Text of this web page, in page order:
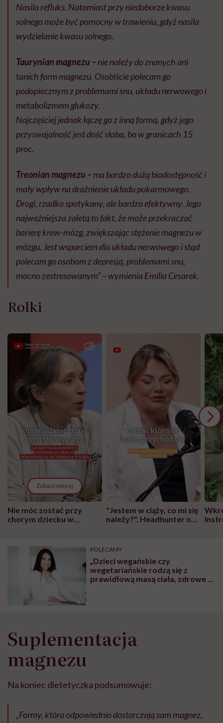
Nasila refluks. Natomiast przy niedoborze kwasu
solnego może być pomocny w trawieniu, gdyż nasila
wydzielanie kwasu solnego.
Taurynian magnezu – nie należy do znanych ani
tanich form magnezu. Osobiście polecam go
podopiecznym z problemami snu, układu nerwowego i
metabolizmem glukozy.
Najczęściej jednak łączę go z inną formą, gdyż jego
przyswajalność jest dość słaba, bo w granicach 15
proc.
Treonian magnezu – ma bardzo dużą biodostępność i
mały wpływ na drażnienie układu pokarmowego.
Drogi, rzadko spotykany, ale bardzo efektywny. Jego
najważniejsza zaletą to fakt, że może przekraczać
barierę krew-mózg, zwiększając stężenie magnezu w
mózgu. Jest wsparciem dla układu nerwowego i stąd
polecam go osobom z depresją, problemami snu,
mocno zestresowanym” – wymienia Emilia Cesarek.
Rolki
Zobacz więcej
Nie móc zostać przy
chorym dziecku w
może chyba tylko
głupota i brak
wyobraźni"
"Jestem w ciąży, co mi się
należy?". Headhunter o
pracy
POLECAMY
„Dzieci wegańskie czy
wegetariańskie rodzą się z
prawidłową masą ciała, zdrowe i
Suplementacja
magnezu
Na koniec dietetyczka podsumowuje:
„Formy, która odpowiednio dostarczają sam magnez,